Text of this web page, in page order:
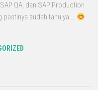
QA, dan SAP Production
sudah tahu ya….